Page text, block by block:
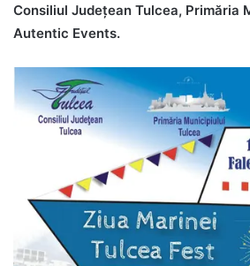
Consiliul Județean Tulcea, Primăria
Autentic Events.